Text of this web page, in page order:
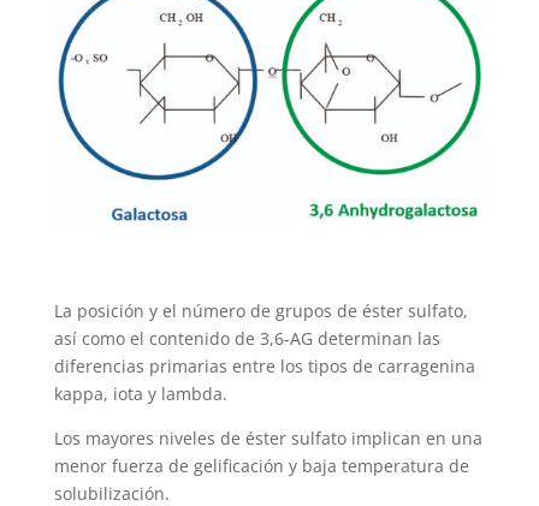
La posición y el número de grupos de éster sulfato,
así como el contenido de 3,6-AG determinan las
diferencias primarias entre los tipos de carragenina
kappa, iota y lambda.
Los mayores niveles de éster sulfato implican en una
menor fuerza de gelificación y baja temperatura de
solubilización.